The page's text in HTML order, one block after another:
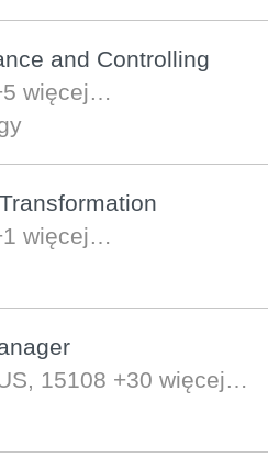
and Controlling
więcej…
więcej…
15108 +30 więcej…